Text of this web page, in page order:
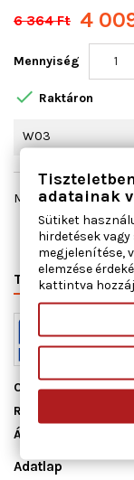
6 364 Ft 4
Mennyiség
 Raktáron
W03
Megosztás
TERMÉK
Cikkszám01149900
Raktáron
Állapot
Adatlap
adatainak
Sütiket
hirdetések
megjelenítése,
elemzése
kattintva